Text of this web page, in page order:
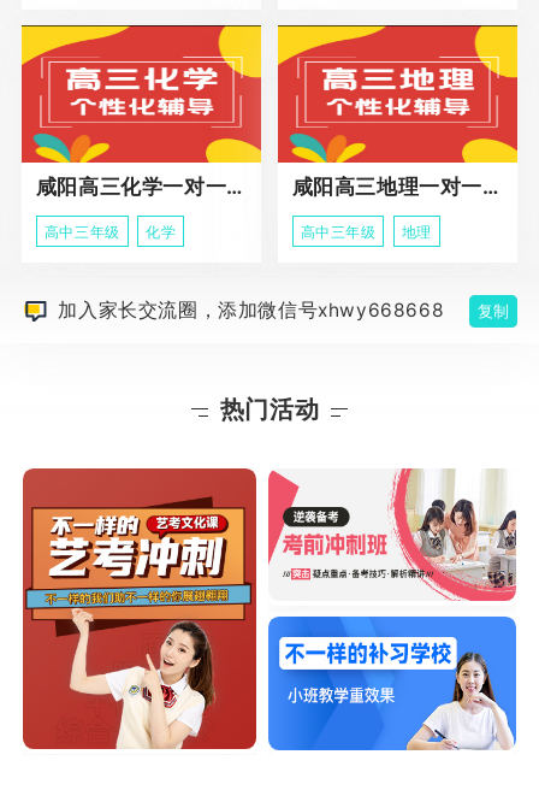
咸阳高三化学一对一辅导课程
高中三年级 化学
咸阳高三地理一对一辅导课程
高中三年级 地理
加入家长交流圈，添加微信号xhwy668668 复制
热门活动